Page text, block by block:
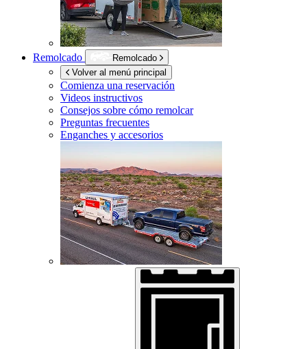
Remolcado
Remolcado
Volver al menú principal
Comienza una reservación
Videos instructivos
Consejos sobre cómo remolcar
Preguntas frecuentes
Enganches y accesorios